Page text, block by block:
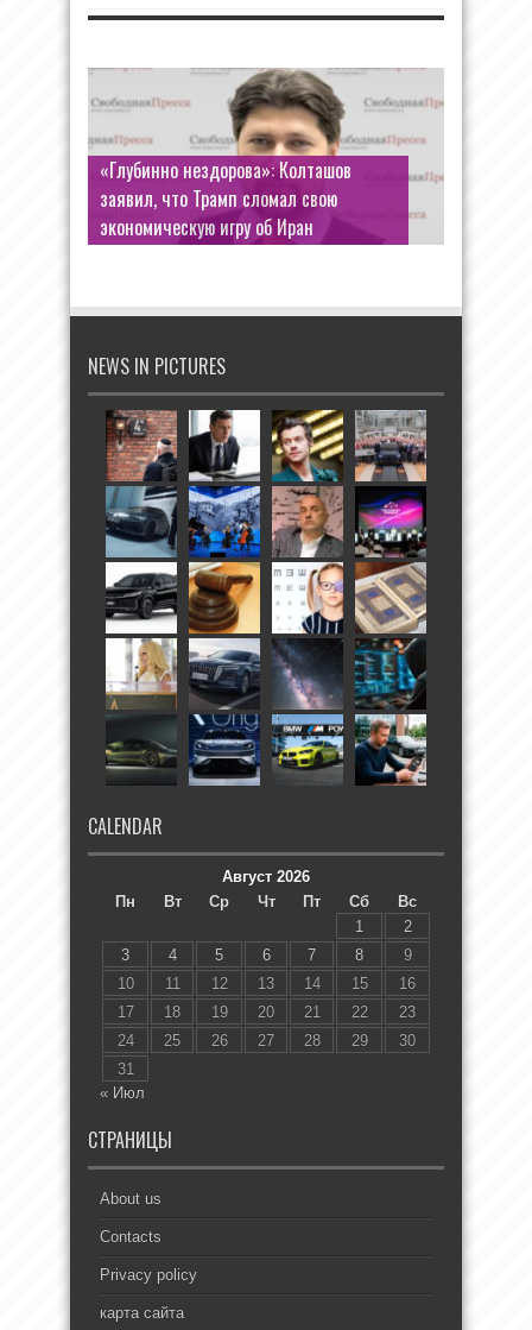
«Глубинно нездорова»: Колташов
заявил, что Трамп сломал свою
экономическую игру об Иран
NEWS IN PICTURES
CALENDAR
Август 2026
Пн
Вт Ср Чт Пт Сб
Вс
1
2
3
4 5 6 7 8
9
10
11 12 13 14 15
16
17
18 19 20 21 22
23
24
25 26 27 28 29
30
31
« Июл
СТРАНИЦЫ
About us
Contacts
Privacy policy
карта сайта